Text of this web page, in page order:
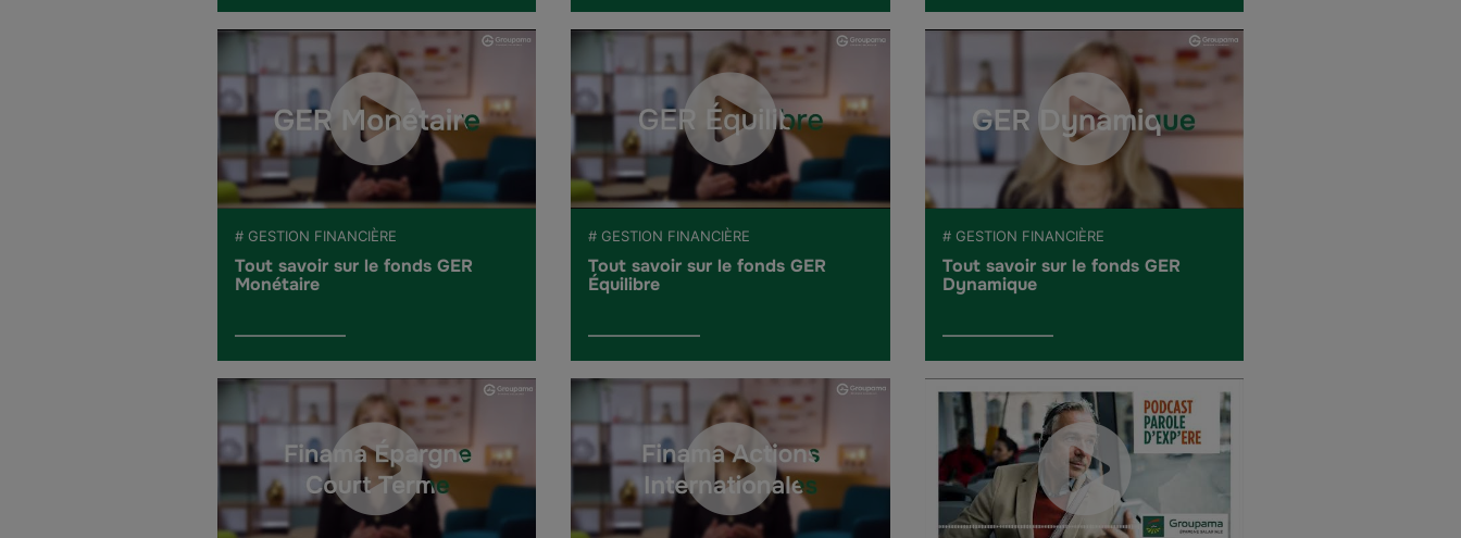
# GESTION FINANCIÈRE
Tout savoir sur le fonds GER
Monétaire
# GESTION FINANCIÈRE
Tout savoir sur le fonds GER
Équilibre
# GESTION FINANCIÈRE
Tout savoir sur le fonds GER
Dynamique